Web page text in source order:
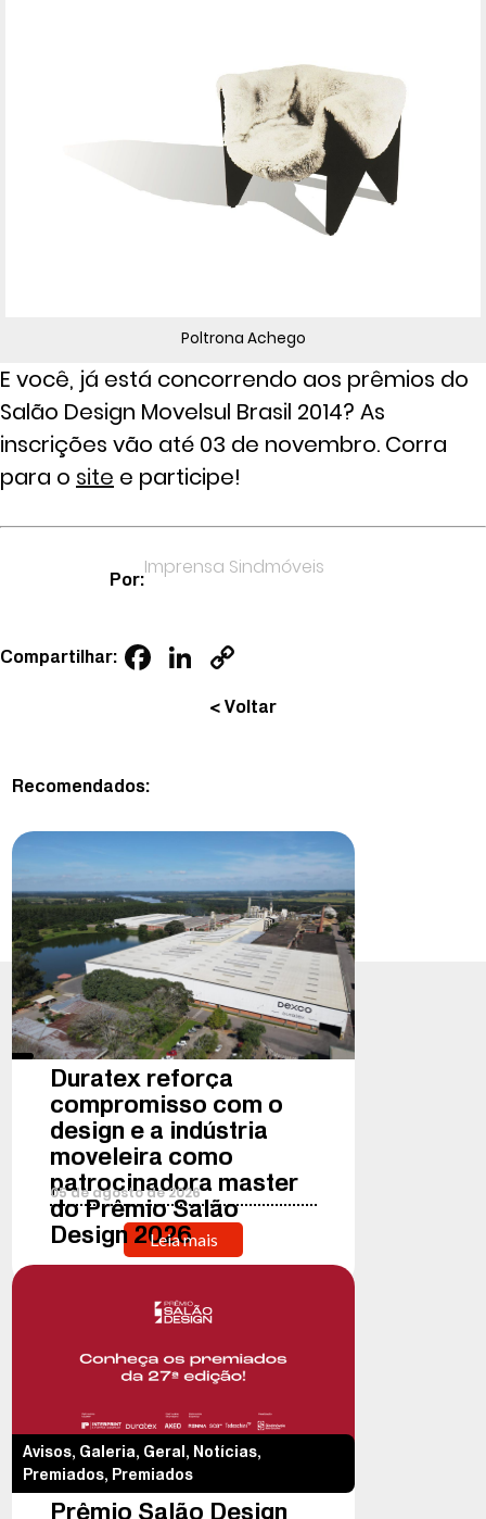
Poltrona Achego
E você, já está concorrendo aos prêmios do
Salão Design Movelsul Brasil 2014? As
inscrições vão até 03 de novembro. Corra
para o site e participe!
Por:
Imprensa Sindmóveis
Compartilhar: Facebook
LinkedIn
Link
< Voltar
Recomendados:
Duratex reforça
compromisso com o
design e a indústria
moveleira como
patrocinadora master
do Prêmio Salão
Design 2026
05deagostode2026
Leia mais
Avisos, Galeria, Geral , Notícias,
Premiados, Premiados
Prêmio Salão Design